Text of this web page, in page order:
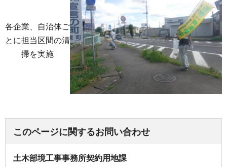
各企業、自治体ご
とに担当区間の清
掃を実施
このページに関するお問い合わせ
土木部境工事事務所契約用地課